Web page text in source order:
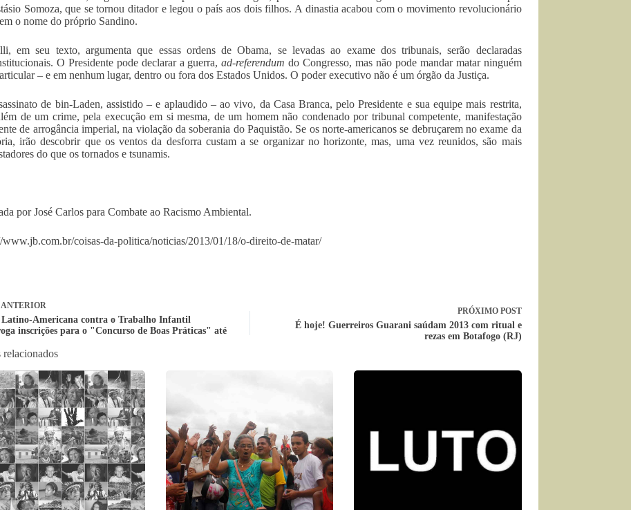
Somoza, que se tornou ditador e legou o país aos dois filhos. A dinastia acabou com o movimento revolucionário
o nome do próprio Sandino.
em seu texto, argumenta que essas ordens de Obama, se levadas ao exame dos tribunais, serão declaradas
O Presidente pode declarar a guerra,ad-referendum do Congresso, mas não pode mandar matar ninguém
– e em nenhum lugar, dentro ou fora dos Estados Unidos. O poder executivo não é um órgão da Justiça.
de bin-Laden, assistido – e aplaudido – ao vivo, da Casa Branca, pelo Presidente e sua equipe mais restrita,
de um crime, pela execução em si mesma, de um homem não condenado por tribunal competente, manifestação
de arrogância imperial, na violação da soberania do Paquistão. Se os norte-americanos se debruçarem no exame da
irão descobrir que os ventos da desforra custam a se organizar no horizonte, mas, uma vez reunidos, são mais
do que os tornados e tsunamis.
por José Carlos para Combate ao Racismo Ambiental.
www.jb.com.br/coisas-da-politica/noticias/2013/01/18/o-direito-de-matar/
Latino-Americana contra o Trabalho Infantil
inscrições para o "Concurso de Boas Práticas" até
PRÓXIMO POST
É hoje! Guerreiros Guarani saúdam 2013 com ritual e
rezas em Botafogo (RJ)
relacionados